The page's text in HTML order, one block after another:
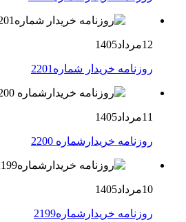
12مرداد1405
روزنامه خریدار شماره2201
11مرداد1405
روزنامه خریدارشماره 2200
10مرداد1405
روزنامه خریدارشماره2199